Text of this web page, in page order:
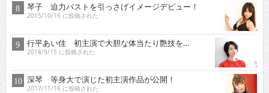
琴子 迫力バストを引っさげイメージデビュー！
2015/10/16 に投稿された
行平あい佳 初主演で大胆な体当たり艶技を…
2018/9/15 に投稿された
深琴 等身大で演じた初主演作品が公開！
2017/11/16 に投稿された